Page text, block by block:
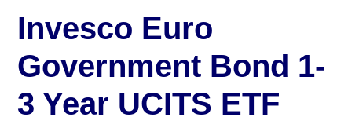
Invesco Euro
Government Bond 1-
3 Year UCITS ETF